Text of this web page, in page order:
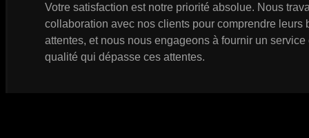
Votre satisfaction est notre priorité absolue. Nous
collaboration avec nos clients pour comprendre leurs
attentes, et nous nous engageons à fournir un service
qualité qui dépasse ces attentes.